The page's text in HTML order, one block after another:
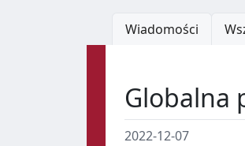
Wiadomości
Globalna
2022-12-07